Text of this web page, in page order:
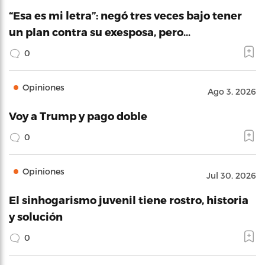
“Esa es mi letra”: negó tres veces bajo tener
un plan contra su exesposa, pero…
0
Opiniones Ago 3, 2026
Voy a Trump y pago doble
0
Opiniones Jul 30, 2026
El sinhogarismo juvenil tiene rostro, historia
y solución
0